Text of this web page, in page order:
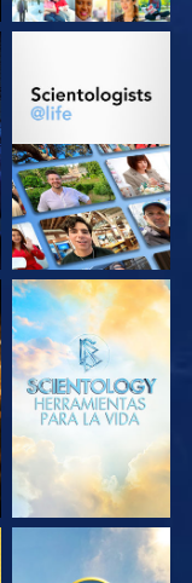
EXPLORA LAS
EXPLORA LAS
SERIES